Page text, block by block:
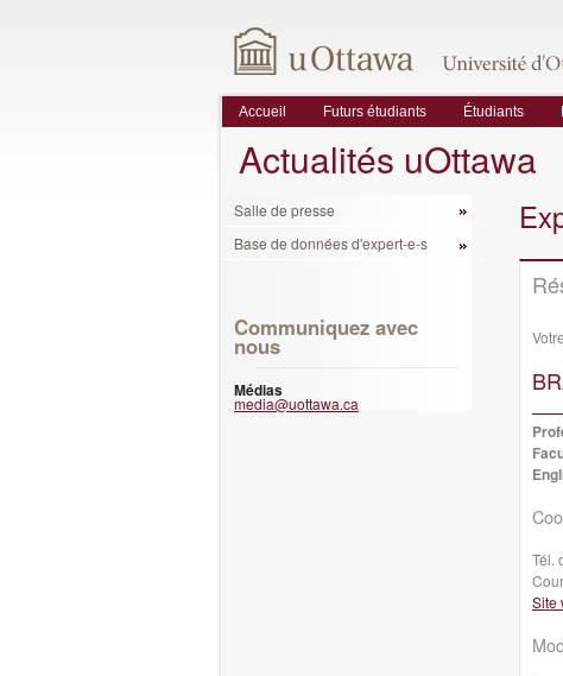
Accueil Futurs étudiants Étudiants
Actualités uOttawa
Salle de presse
Base de données d'expert-e-s
Communiquez avec
nous
Médias
media@uottawa.ca
Tél.
Site